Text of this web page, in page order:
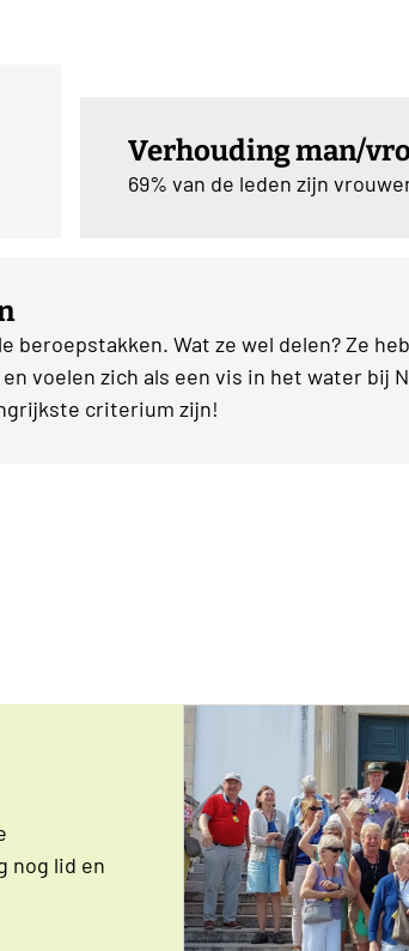
Verhouding man/
69% van de leden zijn
beroepstakken. Wat ze wel delen? Ze
voelen zich als een vis in het water bij
criterium zijn!
nog lid en